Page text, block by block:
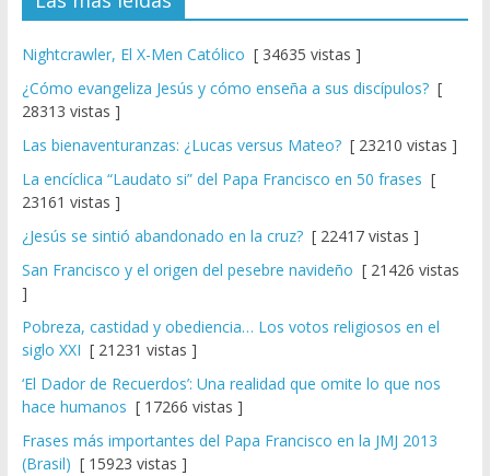
Nightcrawler, El X-Men Católico [ 34635 vistas ]
¿Cómo evangeliza Jesús y cómo enseña a sus discípulos?[
28313 vistas ]
Las bienaventuranzas: ¿Lucas versus Mateo?[ 23210 vistas ]
La encíclica “Laudato si” del Papa Francisco en 50 frases [
23161 vistas ]
¿Jesús se sintió abandonado en la cruz?[ 22417 vistas ]
San Francisco y el origen del pesebre navideño [ 21426 vistas
]
Pobreza, castidad y obediencia… Los votos religiosos en el
siglo XXI [ 21231 vistas ]
‘El Dador de Recuerdos’: Una realidad que omite lo que nos
hace humanos [ 17266 vistas ]
Frases más importantes del Papa Francisco en la JMJ 2013
(Brasil) [ 15923 vistas ]